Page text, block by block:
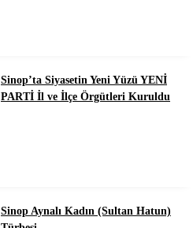
Sinop’ta Siyasetin Yeni Yüzü YENİ
PARTİ İl ve İlçe Örgütleri Kuruldu
Sinop Aynalı Kadın (Sultan Hatun)